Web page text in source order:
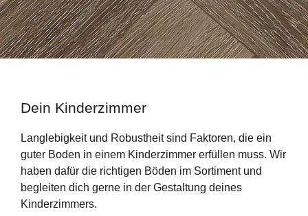
Dein Kinderzimmer
Langlebigkeit und Robustheit sind Faktoren, die ein
guter Boden in einem Kinderzimmer erfüllen muss. Wir
haben dafür die richtigen Böden im Sortiment und
begleiten dich gerne in der Gestaltung deines
Kinderzimmers.